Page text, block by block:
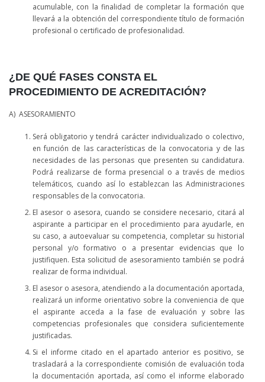
acumulable, con la finalidad de completar la formación que
llevará a la obtención del correspondiente título de formación
profesional o certificado de profesionalidad.
¿DE QUÉ FASES CONSTA EL
PROCEDIMIENTO DE ACREDITACIÓN?
A) ASESORAMIENTO
Será obligatorio y tendrá carácter individualizado o colectivo,
en función de las características de la convocatoria y de las
necesidades de las personas que presenten su candidatura.
Podrá realizarse de forma presencial o a través de medios
telemáticos, cuando así lo establezcan las Administraciones
responsables de la convocatoria.
El asesor o asesora, cuando se considere necesario, citará al
aspirante a participar en el procedimiento para ayudarle, en
su caso, a autoevaluar su competencia, completar su historial
personal y/o formativo o a presentar evidencias que lo
justifiquen. Esta solicitud de asesoramiento también se podrá
realizar de forma individual.
El asesor o asesora, atendiendo a la documentación aportada,
realizará un informe orientativo sobre la conveniencia de que
el aspirante acceda a la fase de evaluación y sobre las
competencias profesionales que considera suficientemente
justificadas.
Si el informe citado en el apartado anterior es positivo, se
trasladará a la correspondiente comisión de evaluación toda
la documentación aportada, así como el informe elaborado